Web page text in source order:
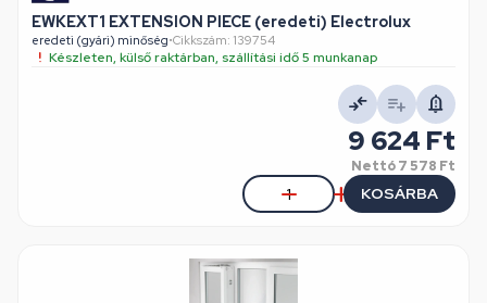
EWKEXT1 EXTENSION PIECE (eredeti) Electrolux
eredeti (gyári) minőség•Cikkszám: 139754
Készleten, külső raktárban, szállítási idő 5 munkanap
9 624 Ft
Nettó7 578 Ft
KOSÁRBA